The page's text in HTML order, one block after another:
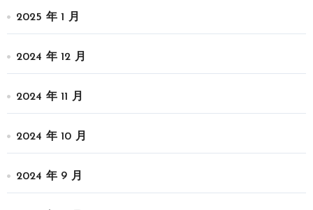
2025 年 1 月
2024 年 12 月
2024 年 11 月
2024 年 10 月
2024 年 9 月